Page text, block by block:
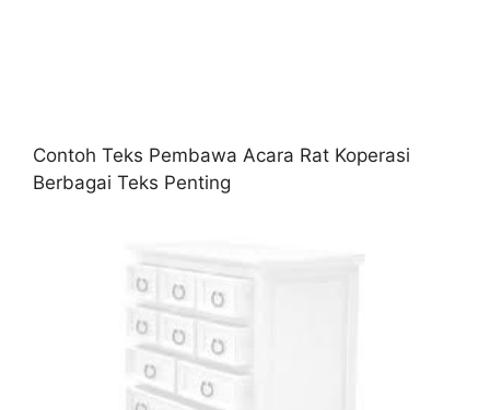
Contoh Teks Pembawa Acara Rat Koperasi
Berbagai Teks Penting